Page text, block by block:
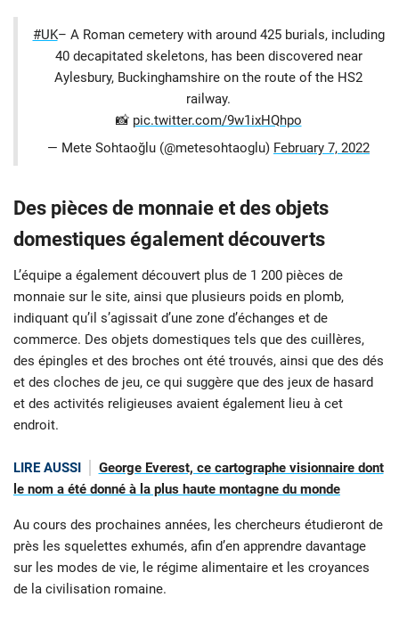
#UK– A Roman cemetery with around 425 burials, including
40 decapitated skeletons, has been discovered near
Aylesbury, Buckinghamshire on the route of the HS2
railway.
📸 pic.twitter.com/9w1ixHQhpo
— Mete Sohtaoğlu (@metesohtaoglu) February 7, 2022
Des pièces de monnaie et des objets
domestiques également découverts
L’équipe a également découvert plus de 1 200 pièces de
monnaie sur le site, ainsi que plusieurs poids en plomb,
indiquant qu’il s’agissait d’une zone d’échanges et de
commerce. Des objets domestiques tels que des cuillères,
des épingles et des broches ont été trouvés, ainsi que des dés
et des cloches de jeu, ce qui suggère que des jeux de hasard
et des activités religieuses avaient également lieu à cet
endroit.
LIRE AUSSI
George Everest, ce cartographe visionnaire dont
le nom a été donné à la plus haute montagne du monde
Au cours des prochaines années, les chercheurs étudieront de
près les squelettes exhumés, afin d’en apprendre davantage
sur les modes de vie, le régime alimentaire et les croyances
de la civilisation romaine.